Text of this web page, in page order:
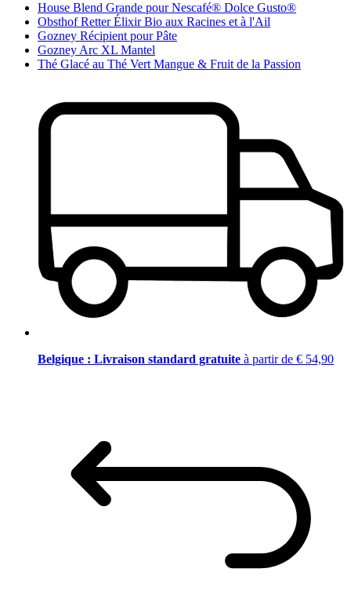
House Blend Grande pour Nescafé® Dolce Gusto®
Obsthof Retter Élixir Bio aux Racines et à l'Ail
Gozney Récipient pour Pâte
Gozney Arc XL Mantel
Thé Glacé au Thé Vert Mangue & Fruit de la Passion
Belgique : Livraison standard gratuite à partir de € 54,90